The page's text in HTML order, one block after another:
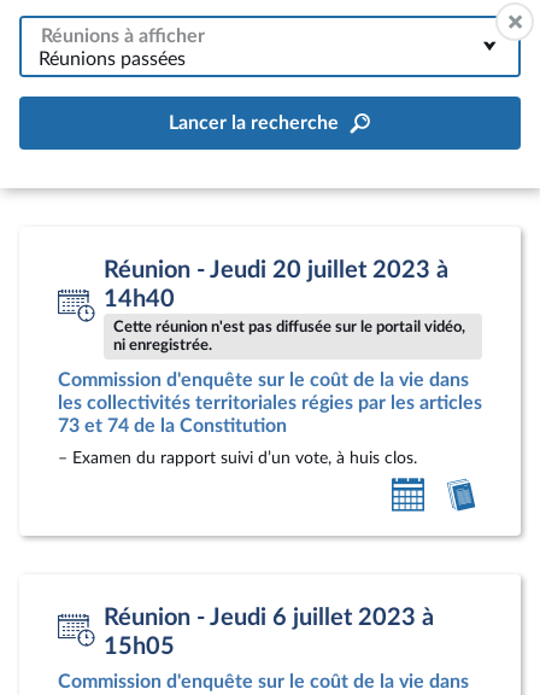
Réunions à afficher
Réunions passées
Lancer la recherche
Réunion - Jeudi 20 juillet 2023 à
14h40
Cette réunion n'est pas diffusée sur le portail vidéo,
ni enregistrée.
Commission d'enquête sur le coût de la vie dans
les collectivités territoriales régies par les articles
73 et 74 de la Constitution
– Examen du rapport suivi d’un vote, à huis clos.
Ajouter
au
personnel
au
rendu
Réunion - Jeudi 6 juillet 2023 à
15h05
Commission d'enquête sur le coût de la vie dans